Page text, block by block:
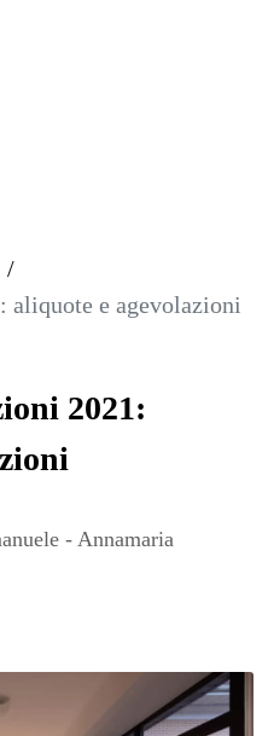
/
aliquote e agevolazioni
2021:
- Annamaria